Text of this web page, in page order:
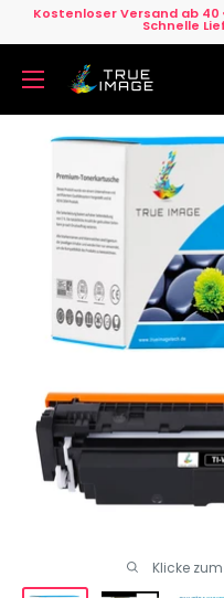
Direkt
zum
Inhalt
Kostenloser Versand ab 40
Schnelle
True
DE
Klicke